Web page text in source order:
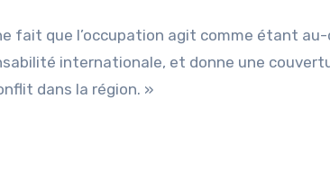
fait que l’occupation agit comme étant
internationale, et donne une
dans la région. »